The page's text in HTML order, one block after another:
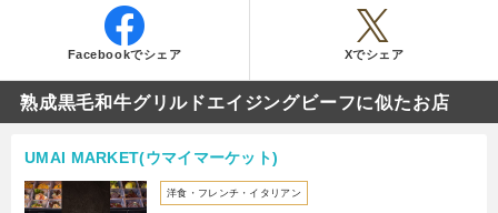
Facebookでシェア Xでシェア
熟成黒毛和牛グリルドエイジングビーフに似たお店
UMAI MARKET(ウマイマーケット)
洋食・フレンチ・イタリアン